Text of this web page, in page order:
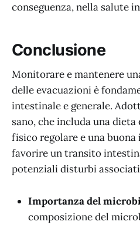
conseguenza, nella salute
Conclusione
Monitorare e mantenere
delle evacuazioni è
intestinale e generale.
sano, che includa una
fisico regolare e una
favorire un transito
potenziali disturbi
Importanza del
composizione del